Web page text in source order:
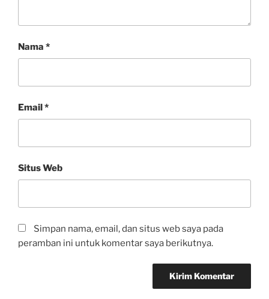
Nama *
Email*
Situs Web
Simpan nama, email, dan situs web saya pada
peramban ini untuk komentar saya berikutnya.